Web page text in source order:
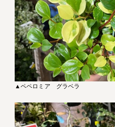
▲ペペロミア グラベラ